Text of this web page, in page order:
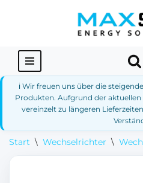
springen
ℹ️ Wir freuen uns über die
Produkten. Aufgrund der
vereinzelt zu längeren
Start \ Wechselrichter \